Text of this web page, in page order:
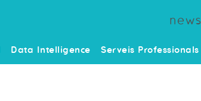
news
Data Intelligence Serveis Professionals